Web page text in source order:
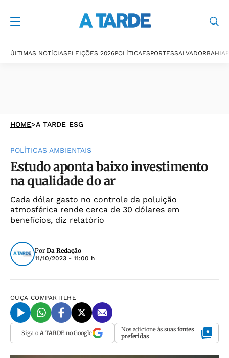
ÚLTIMAS NOTÍCIASELEIÇÕES 2026POLÍTICAESPORTESSALVADORBAHIA
HOME>A TARDE ESG
POLÍTICAS AMBIENTAIS
Estudo aponta baixo investimento
na qualidade do ar
Cada dólar gasto no controle da poluição
atmosférica rende cerca de 30 dólares em
benefícios, diz relatório
Por Da Redação
11/10/2023 - 11:00 h
OUÇA COMPARTILHE
Siga o A TARDEno Google Nos adicione às suas fontes
preferidas